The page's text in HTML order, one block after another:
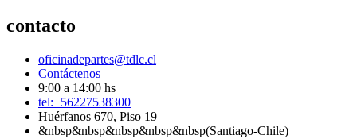
contacto
oficinadepartes@tdlc.cl
Contáctenos
9:00 a 14:00 hs
tel:+56227538300
Huérfanos 670, Piso 19
&nbsp&nbsp&nbsp&nbsp&nbsp(Santiago-Chile)